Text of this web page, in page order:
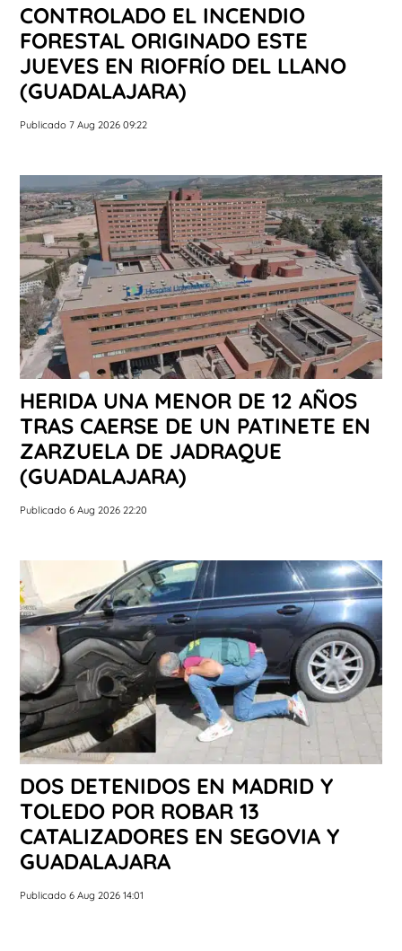
CONTROLADO EL INCENDIO
FORESTAL ORIGINADO ESTE
JUEVES EN RIOFRÍO DEL LLANO
(GUADALAJARA)
Publicado 7 Aug 2026 09:22
HERIDA UNA MENOR DE 12 AÑOS
TRAS CAERSE DE UN PATINETE EN
ZARZUELA DE JADRAQUE
(GUADALAJARA)
Publicado 6 Aug 2026 22:20
DOS DETENIDOS EN MADRID Y
TOLEDO POR ROBAR 13
CATALIZADORES EN SEGOVIA Y
GUADALAJARA
Publicado 6 Aug 2026 14:01